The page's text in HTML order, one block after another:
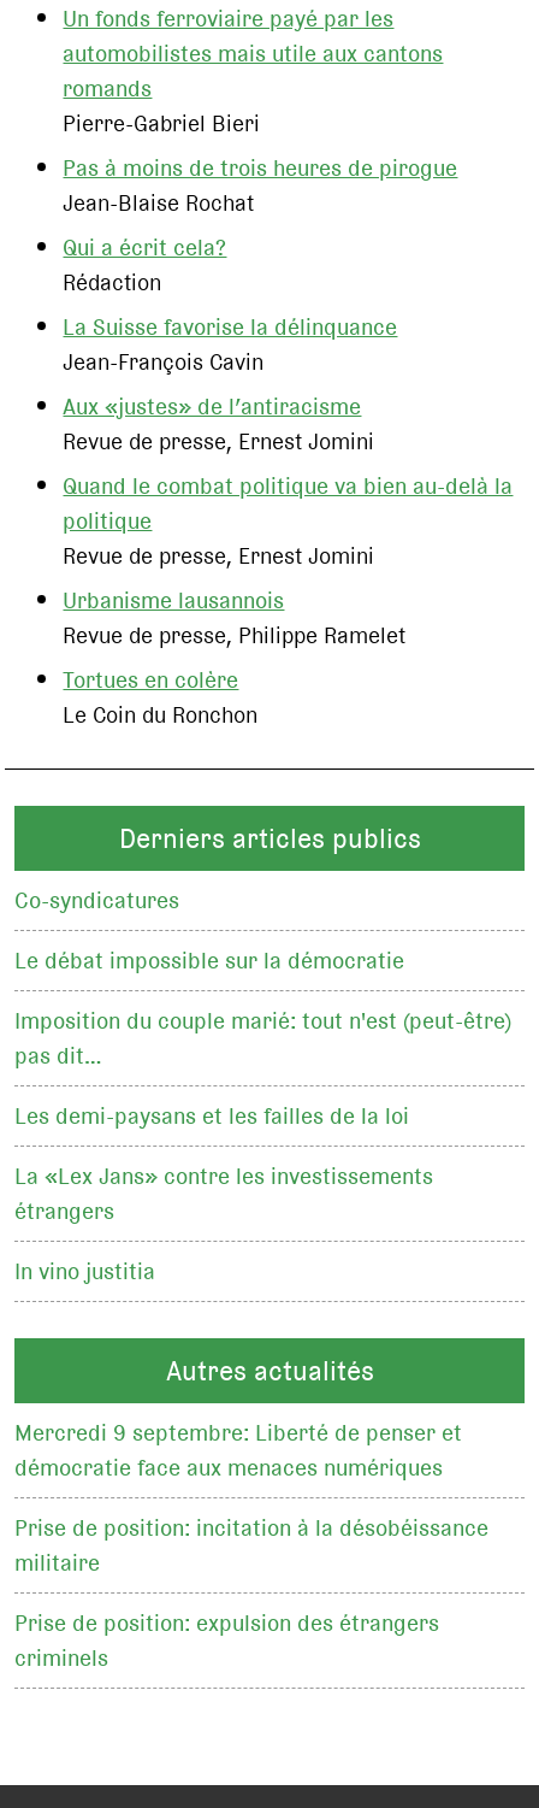
Un fonds ferroviaire payé par les
automobilistes mais utile aux cantons
romands
Pierre-Gabriel Bieri
Pas à moins de trois heures de pirogue
Jean-Blaise Rochat
Qui a écrit cela?
Rédaction
La Suisse favorise la délinquance
Jean-François Cavin
Aux «justes» de l’antiracisme
Revue de presse, Ernest Jomini
Quand le combat politique va bien au-delà la
politique
Revue de presse, Ernest Jomini
Urbanisme lausannois
Revue de presse, Philippe Ramelet
Tortues en colère
Le Coin du Ronchon
Derniers articles publics
Co-syndicatures
Le débat impossible sur la démocratie
Imposition du couple marié: tout n'est (peut-être)
pas dit…
Les demi-paysans et les failles de la loi
La «Lex Jans» contre les investissements
étrangers
In vino justitia
Autres actualités
Mercredi 9 septembre: Liberté de penser et
démocratie face aux menaces numériques
Prise de position: incitation à la désobéissance
militaire
Prise de position: expulsion des étrangers
criminels